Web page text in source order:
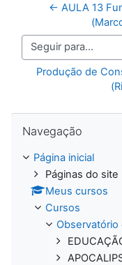
← AULA 13
Seguir para...
Produção de
Navegação
Página inicial
Páginas do site
Meus cursos
Cursos
Observatório